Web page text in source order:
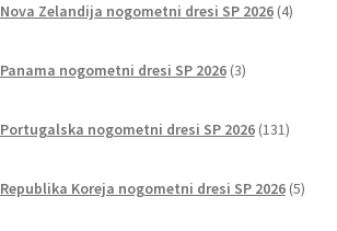
Nova Zelandija nogometni dresi SP 2026 4izdelki
Panama nogometni dresi SP 2026 3izdelki
Portugalska nogometni dresi SP 2026 131
Republika Koreja nogometni dresi SP 2026 5